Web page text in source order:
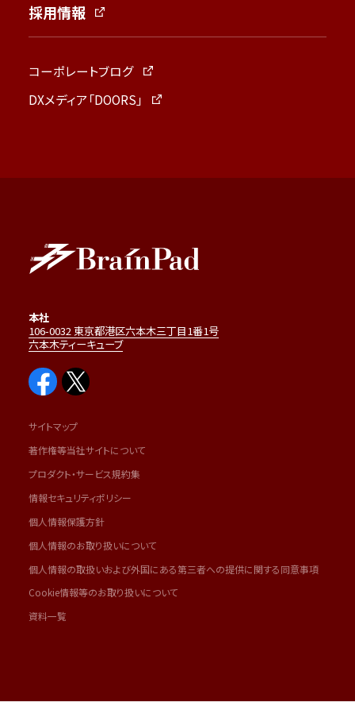
採用情報
コーポレートブログ
DXメディア「DOORS」
本社
106-0032 東京都港区六本木三丁目1番1号
六本木ティーキューブ
サイトマップ
著作権等当社サイトについて
プロダクト・サービス規約集
情報セキュリティポリシー
個人情報保護方針
個人情報のお取り扱いについて
個人情報の取扱いおよび外国にある第三者への提供に関する同意事項
Cookie情報等のお取り扱いについて
資料一覧